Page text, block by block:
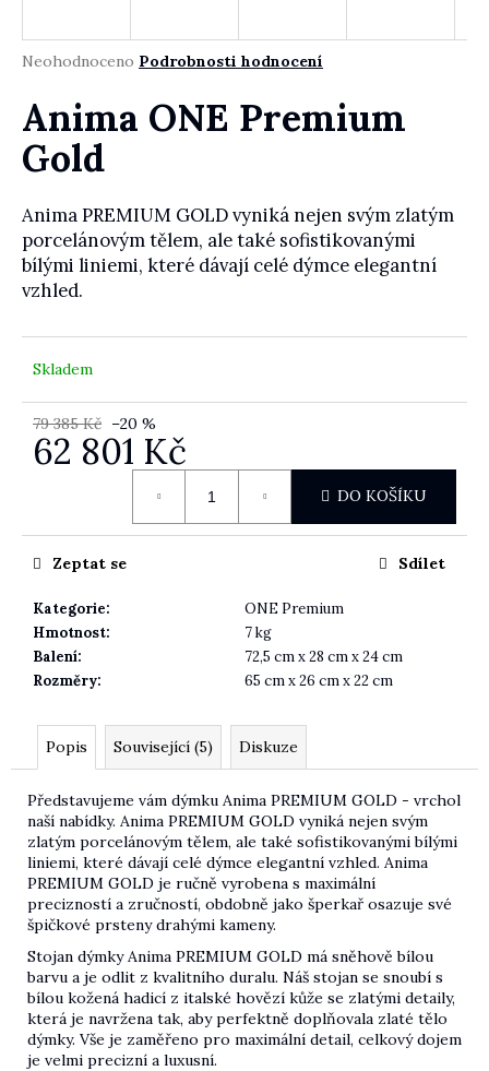
Průměrné hodnocení produktu je 0,0 z 5 hvězdiček.
Neohodnoceno Podrobnosti hodnocení
Anima ONE Premium
Gold
Anima PREMIUM GOLD vyniká nejen svým zlatým
porcelánovým tělem, ale také sofistikovanými
bílými liniemi, které dávají celé dýmce elegantní
vzhled.
Skladem
79 385 Kč –20 %
62 801 Kč
DO KOŠÍKU
Kategorie:
ONE Premium
Hmotnost:
7 kg
Balení:
72,5 cm x 28 cm x 24 cm
Rozměry: 65 cm x 26 cm x 22 cm
Zeptat se Sdílet
Popis Související (5) Diskuze
Představujeme vám dýmku Anima PREMIUM GOLD - vrchol
naší nabídky. Anima PREMIUM GOLD vyniká nejen svým
zlatým porcelánovým tělem, ale také sofistikovanými bílými
liniemi, které dávají celé dýmce elegantní vzhled. Anima
PREMIUM GOLD je ručně vyrobena s maximální
precizností a zručností, obdobně jako šperkař osazuje své
špičkové prsteny drahými kameny.
Stojan dýmky Anima PREMIUM GOLD má sněhově bílou
barvu a je odlit z kvalitního duralu. Náš stojan se snoubí s
bílou kožená hadicí z italské hovězí kůže se zlatými detaily,
která je navržena tak, aby perfektně doplňovala zlaté tělo
dýmky. Vše je zaměřeno pro maximální detail, celkový dojem
je velmi precizní a luxusní.
o
p
o
r
č
u
e
m